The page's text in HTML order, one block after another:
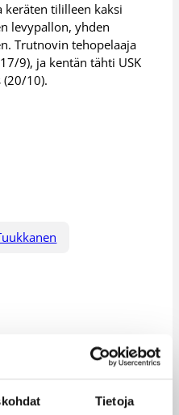
Tietoja
tililleen kaksi
levypallon, yhden
Trutnovin tehopelaaja
9), ja kentän tähti USK
(20/10).